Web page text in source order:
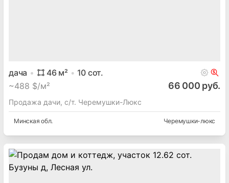
дача 46м² 10 сот.
~488 $/м² 66 000 руб.
Продажа дачи, с/т. Черемушки-Люкс
Минская обл. Черемушки-люкс